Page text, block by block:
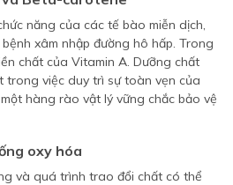
năng của các tế bào miễn dịch,
xâm nhập đường hô hấp. Trong
chất của Vitamin A. Dưỡng chất
việc duy trì sự toàn vẹn của
hàng rào vật lý vững chắc bảo vệ
oxy hóa
và quá trình trao đổi chất có thể